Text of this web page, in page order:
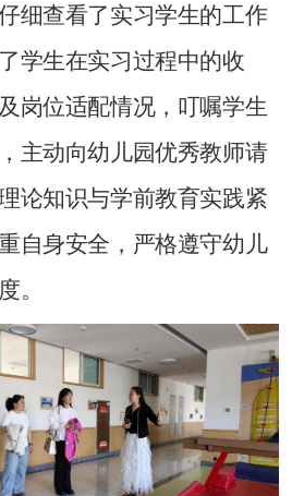
细查看了实习学生的工作
学生在实习过程中的收
岗位适配情况，叮嘱学生
主动向幼儿园优秀教师请
论知识与学前教育实践紧
自身安全，严格遵守幼儿
。